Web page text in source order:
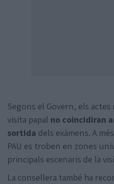
Segons el Govern, els
visita papal no coincidiran
sortida dels exàmens. A
PAU es troben en zones
principals escenaris de la
La consellera també ha